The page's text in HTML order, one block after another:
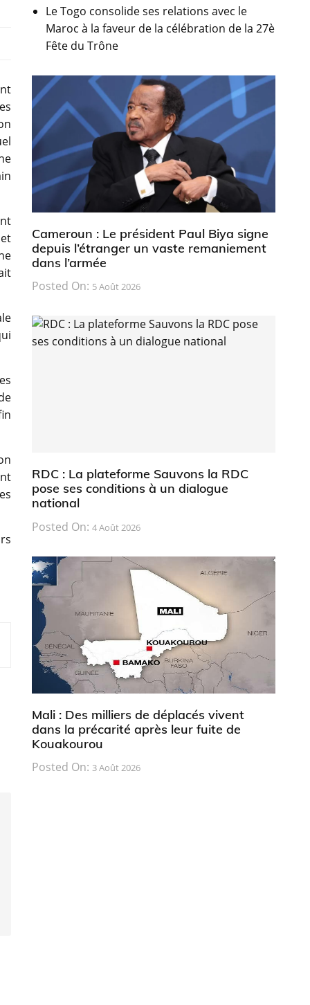
Le Togo consolide ses relations avec le
Maroc à la faveur de la célébration de la 27è
Fête du Trône
Cameroun : Le président Paul Biya signe
depuis l’étranger un vaste remaniement
dans l’armée
Posted On: 5 Août 2026
RDC : La plateforme Sauvons la RDC
pose ses conditions à un dialogue
national
Posted On: 4 Août 2026
Mali : Des milliers de déplacés vivent
dans la précarité après leur fuite de
Kouakourou
Posted On: 3 Août 2026